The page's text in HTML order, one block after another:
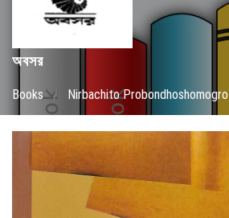
অবসর
Books / Nirbachito Probondhoshomogro